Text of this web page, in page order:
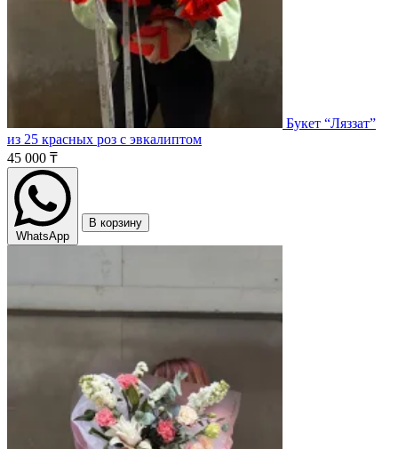
Букет “Ляззат”
из 25 красных роз с эвкалиптом
45 000 ₸
WhatsApp
В корзину